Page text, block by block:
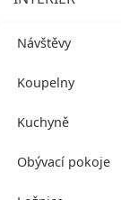
Návštěvy
Koupelny
Kuchyně
Obývací pokoje